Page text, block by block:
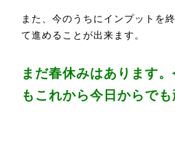
また、今のうちにインプットを
て進めることが出来ます。
まだ春休みはあります
もこれから今日からでも